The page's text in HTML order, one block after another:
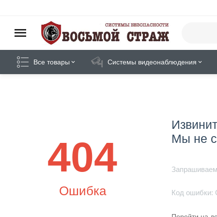
Все товары Системы видеонаблюдения
404
Ошибка
Мы не
Код ошибки: